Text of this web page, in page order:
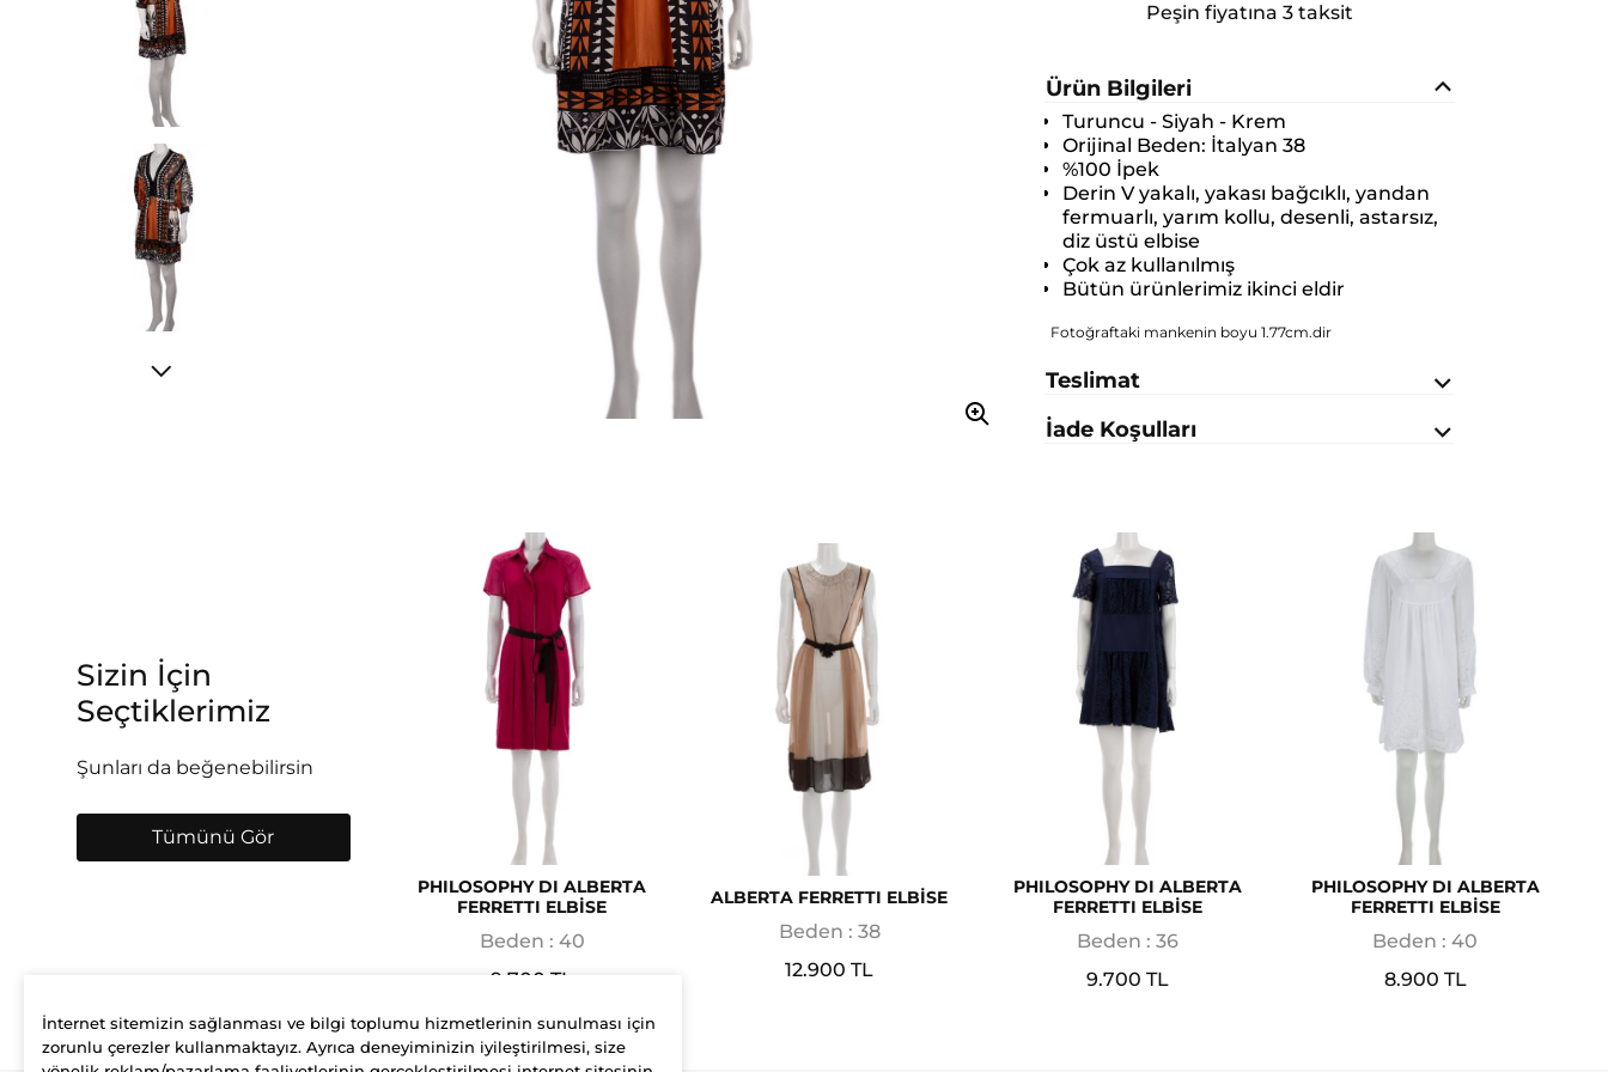
Peşin fiyatına 3 taksit
Ürün Bilgileri
Turuncu - Siyah - Krem
Orijinal Beden: İtalyan 38
%100 İpek
Derin V yakalı, yakası bağcıklı, yandan
fermuarlı, yarım kollu, desenli, astarsız,
diz üstü elbise
Çok az kullanılmış
Bütün ürünlerimiz ikinci eldir
Fotoğraftaki mankenin boyu 1.77cm.dir
Teslimat
İade Koşulları
Sizin İçin
Seçtiklerimiz
Şunları da beğenebilirsin
Tümünü Gör
PHILOSOPHY DI ALBERTA
FERRETTI ELBİSE
Beden : 40
9.700 TL
ALBERTA FERRETTI ELBİSE
Beden : 38
12.900 TL
PHILOSOPHY DI ALBERTA
FERRETTI ELBİSE
Beden : 36
9.700 TL
PHILOSOPHY DI ALBERTA
FERRETTI ELBİSE
Beden : 40
8.900 TL
İnternet sitemizin sağlanması ve bilgi toplumu hizmetlerinin sunulması için
zorunlu çerezler kullanmaktayız. Ayrıca deneyiminizin iyileştirilmesi, size